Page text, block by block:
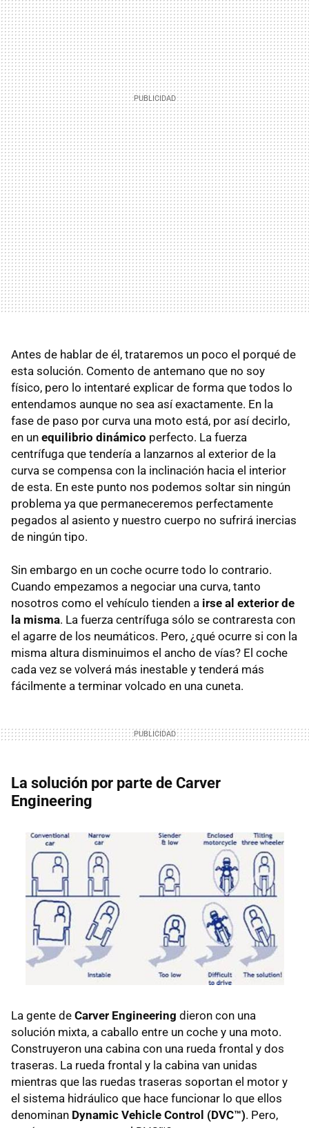
Antes de hablar de él, trataremos un poco el porqué de
esta solución. Comento de antemano que no soy
físico, pero lo intentaré explicar de forma que todos lo
entendamos aunque no sea así exactamente. En la
fase de paso por curva una moto está, por así decirlo,
en un equilibrio dinámico perfecto. La fuerza
centrífuga que tendería a lanzarnos al exterior de la
curva se compensa con la inclinación hacia el interior
de esta. En este punto nos podemos soltar sin ningún
problema ya que permaneceremos perfectamente
pegados al asiento y nuestro cuerpo no sufrirá inercias
de ningún tipo.
Sin embargo en un coche ocurre todo lo contrario.
Cuando empezamos a negociar una curva, tanto
nosotros como el vehículo tienden a irse al exterior de
la misma. La fuerza centrífuga sólo se contraresta con
el agarre de los neumáticos. Pero, ¿qué ocurre si con la
misma altura disminuimos el ancho de vías? El coche
cada vez se volverá más inestable y tenderá más
fácilmente a terminar volcado en una cuneta.
La solución por parte de Carver
Engineering
La gente de Carver Engineering dieron con una
solución mixta, a caballo entre un coche y una moto.
Construyeron una cabina con una rueda frontal y dos
traseras. La rueda frontal y la cabina van unidas
mientras que las ruedas traseras soportan el motor y
el sistema hidráulico que hace funcionar lo que ellos
denominan Dynamic Vehicle Control (DVC™). Pero,